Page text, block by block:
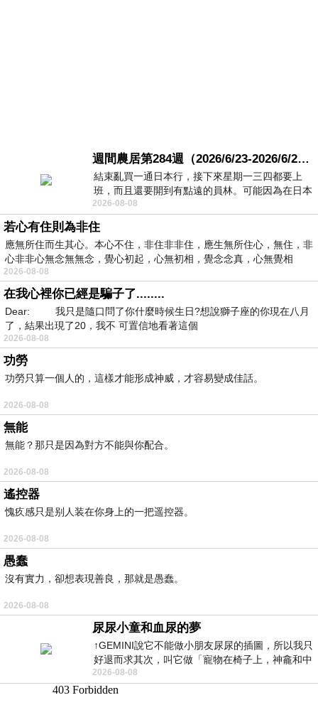
週間農居第284週（2026/6/23-2026/6/24) 夏至 金黃稻浪洋溢豐收喜悅
結束亂買一通日本行，接下來星期一三四都要上
班，而且還要開到有點遠的員林。可能因為在日本
花不少錢，星期一出門上班時，心裡沒有一
2026-08-08
若心有住則為非住
應無所住而生其心。本心不住，非住非非住，應生無所住心，無住，非
心非非心無念無無念，覺心初起，心無初相，覺念念真，心無覺相
2026-08-08
在我心裡你已經是騙子了........
Dear: 我只是隨口問了你什麼時候生日?想說獅子座的你現在八月
了，結果出現了20，我不 可置信地看著這個
2026-08-08
功勞
功勞只算一個人的，這樣才能形成神威，才容易變成佳話。
2026-08-08
無能
無能？那只是因為對方不能與你配合。
2026-08-08
遙控器
愧疚感只是别人装在你身上的一把遥控器。
2026-08-08
愚蠢
沒有實力，卻想表現善良，那就是愚蠢。
2026-08-08
尿尿小童和血尿的夢
↑GEMINI說它不能做小朋友尿尿的插圖，所以我只
好退而求其次，叫它做「寵物在椅子上，神龕和中
年人臉孔」的畫了。 六月底
2026-08-08